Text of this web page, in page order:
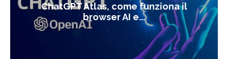
ChatGPT Atlas, come funziona il
browser AI e...